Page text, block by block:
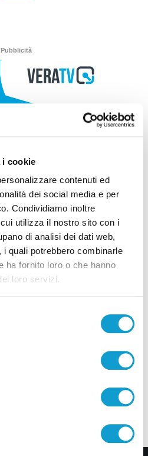
i cookie
contenuti ed
dei social media e per
Condividiamo inoltre
utilizza il nostro sito con i
di analisi dei dati web,
quali potrebbero combinarle
ha fornito loro o che hanno
loro servizi.
Pubblicità